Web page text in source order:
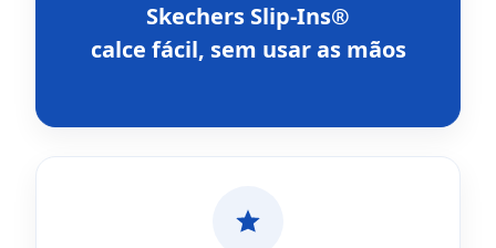
Skechers Slip-Ins®
calce fácil, sem usar as mãos